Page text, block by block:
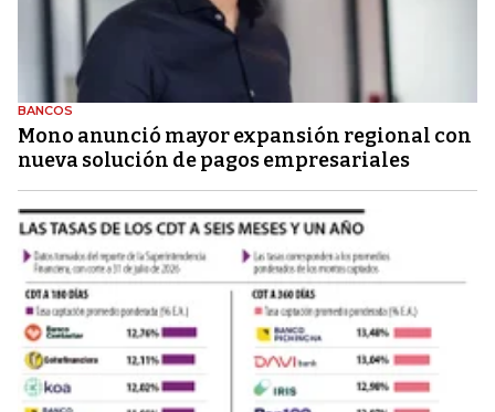
BANCOS
Mono anunció mayor expansión regional con
nueva solución de pagos empresariales